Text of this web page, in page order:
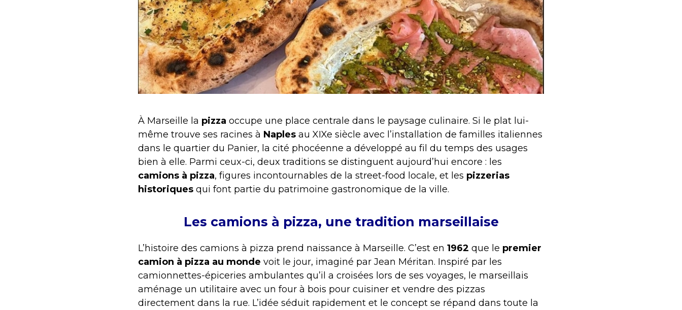
À Marseille la pizza occupe une place centrale dans le paysage culinaire. Si le plat lui-
même trouve ses racines à Naples au XIXe siècle avec l’installation de familles italiennes
dans le quartier du Panier, la cité phocéenne a développé au fil du temps des usages
bien à elle. Parmi ceux-ci, deux traditions se distinguent aujourd’hui encore : les
camions à pizza, figures incontournables de la street-food locale, et les pizzerias
historiques qui font partie du patrimoine gastronomique de la ville.
Les camions à pizza, une tradition marseillaise
L’histoire des camions à pizza prend naissance à Marseille. C’est en 1962 que le premier
camion à pizza au monde voit le jour, imaginé par Jean Méritan. Inspiré par les
camionnettes-épiceries ambulantes qu’il a croisées lors de ses voyages, le marseillais
aménage un utilitaire avec un four à bois pour cuisiner et vendre des pizzas
directement dans la rue. L’idée séduit rapidement et le concept se répand dans toute la